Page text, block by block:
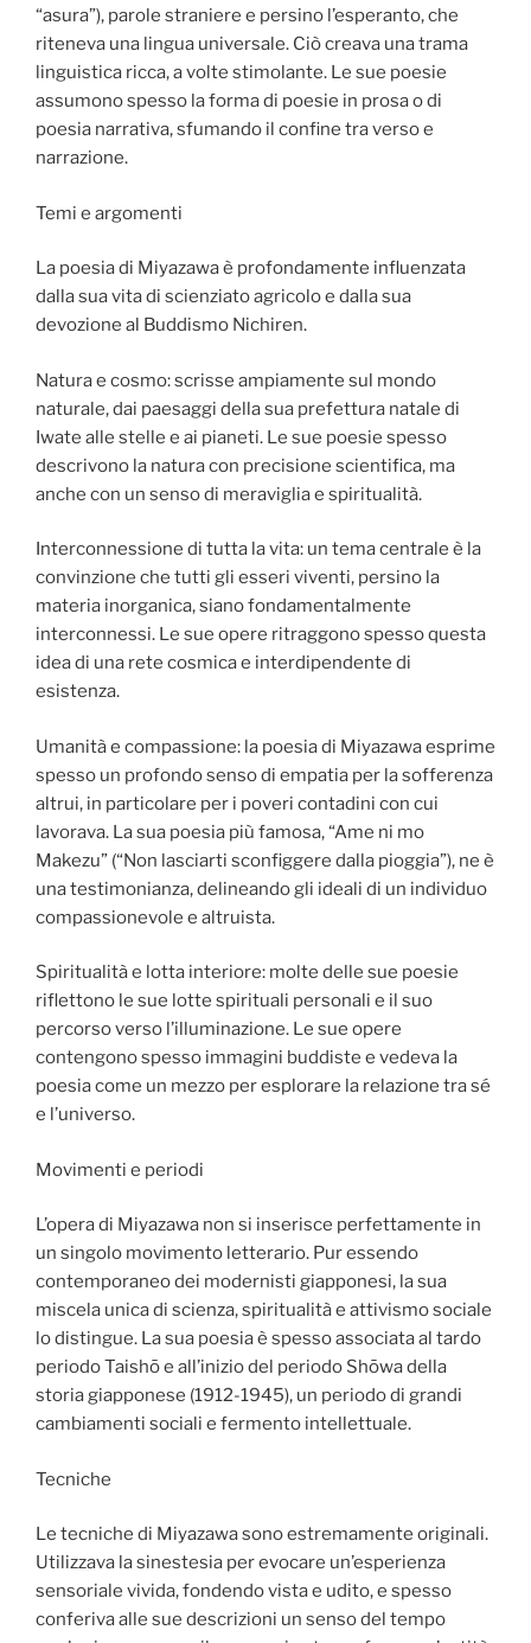
“asura”), parole straniere e persino l’esperanto, che
riteneva una lingua universale. Ciò creava una trama
linguistica ricca, a volte stimolante. Le sue poesie
assumono spesso la forma di poesie in prosa o di
poesia narrativa, sfumando il confine tra verso e
narrazione.
Temi e argomenti
La poesia di Miyazawa è profondamente influenzata
dalla sua vita di scienziato agricolo e dalla sua
devozione al Buddismo Nichiren.
Natura e cosmo: scrisse ampiamente sul mondo
naturale, dai paesaggi della sua prefettura natale di
Iwate alle stelle e ai pianeti. Le sue poesie spesso
descrivono la natura con precisione scientifica, ma
anche con un senso di meraviglia e spiritualità.
Interconnessione di tutta la vita: un tema centrale è la
convinzione che tutti gli esseri viventi, persino la
materia inorganica, siano fondamentalmente
interconnessi. Le sue opere ritraggono spesso questa
idea di una rete cosmica e interdipendente di
esistenza.
Umanità e compassione: la poesia di Miyazawa esprime
spesso un profondo senso di empatia per la sofferenza
altrui, in particolare per i poveri contadini con cui
lavorava. La sua poesia più famosa, “Ame ni mo
Makezu” (“Non lasciarti sconfiggere dalla pioggia”), ne è
una testimonianza, delineando gli ideali di un individuo
compassionevole e altruista.
Spiritualità e lotta interiore: molte delle sue poesie
riflettono le sue lotte spirituali personali e il suo
percorso verso l’illuminazione. Le sue opere
contengono spesso immagini buddiste e vedeva la
poesia come un mezzo per esplorare la relazione tra sé
e l’universo.
Movimenti e periodi
L’opera di Miyazawa non si inserisce perfettamente in
un singolo movimento letterario. Pur essendo
contemporaneo dei modernisti giapponesi, la sua
miscela unica di scienza, spiritualità e attivismo sociale
lo distingue. La sua poesia è spesso associata al tardo
periodo Taishō e all’inizio del periodo Shōwa della
storia giapponese (1912-1945), un periodo di grandi
cambiamenti sociali e fermento intellettuale.
Tecniche
Le tecniche di Miyazawa sono estremamente originali.
Utilizzava la sinestesia per evocare un’esperienza
sensoriale vivida, fondendo vista e udito, e spesso
conferiva alle sue descrizioni un senso del tempo